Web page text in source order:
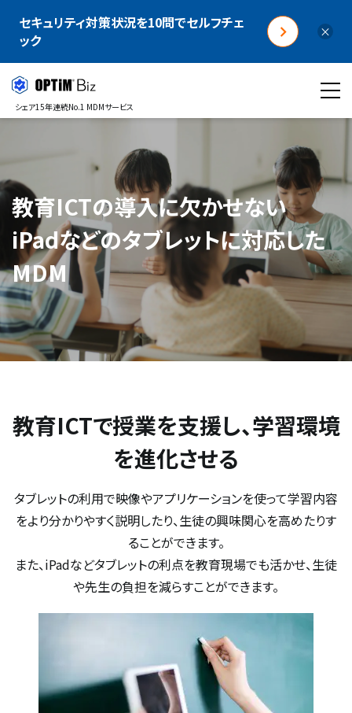
セキュリティ対策状況を10問でセルフチェ
ック
×
シェア15年連続No.1 MDMサービス
教育ICTの導入に欠かせない​
iPadなどのタブレットに対応した
MDM​
教育ICTで授業を支援し、学習環境
を進化させる
タブレットの利用で映像やアプリケーションを使って学習内容
をより分かりやすく説明したり、生徒の興味関心を高めたりす
ることができます。
また、iPadなどタブレットの利点を教育現場でも活かせ、生徒
や先生の負担を減らすことができます。